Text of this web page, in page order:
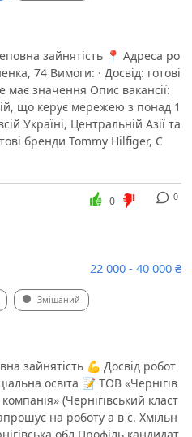
зайнятість 📍 Адреса ро
74 Вимоги: · Досвід: готові
має значення Опис вакансії:
що керує мережею з понад 1
Україні, Центральній Азії та
бренди Tommy Hilfiger, C
0
0
22 000 - 40 000 ₴
Змішаний
зайнятість 💪 Досвід робот
освіта 📝 ТОВ «Чернігів
(Чернігівський класт
на роботу а в с. Хмільн